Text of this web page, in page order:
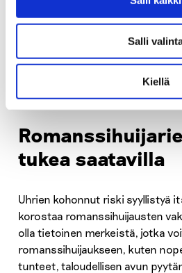
Salli
Kiellä
välineenä saada uhri
kohteisiin, joita usein kutsutaan
scamiksi”. Usein huijarit
lahjakorttien muodossa ja
Western Unionin ja Ria Money
tukea saatavilla
Uhrien kohonnut riski syyllistyä
korostaa romanssihuijausten
olla tietoinen merkeistä, jotka
romanssihuijaukseen, kuten
tunteet, taloudellisen avun